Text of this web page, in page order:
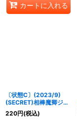
カートに入れる
〔状態C〕(2023/9)
(SECRET)相棒魔卿ジャ
バド【契約X-SEC】
{SD65-CX01}《紫》
220円(税込)